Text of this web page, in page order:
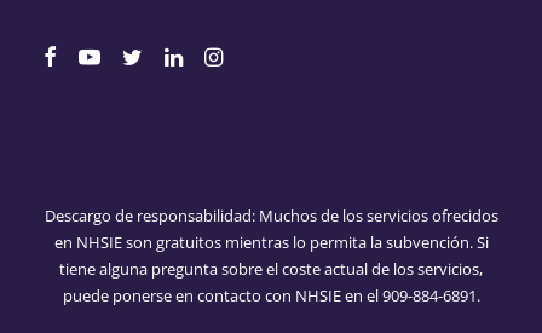
Descargo de responsabilidad: Muchos de los servicios ofrecidos
en NHSIE son gratuitos mientras lo permita la subvención. Si
tiene alguna pregunta sobre el coste actual de los servicios,
puede ponerse en contacto con NHSIE en el 909-884-6891.